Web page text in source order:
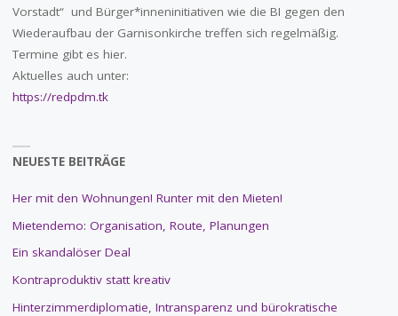
Vorstadt“ und Bürger*inneninitiativen wie die BI gegen den
Wiederaufbau der Garnisonkirche treffen sich regelmäßig.
Termine gibt es hier.
Aktuelles auch unter:
https://redpdm.tk
NEUESTE BEITRÄGE
Her mit den Wohnungen! Runter mit den Mieten!
Mietendemo: Organisation, Route, Planungen
Ein skandalöser Deal
Kontraproduktiv statt kreativ
Hinterzimmerdiplomatie, Intransparenz und bürokratische